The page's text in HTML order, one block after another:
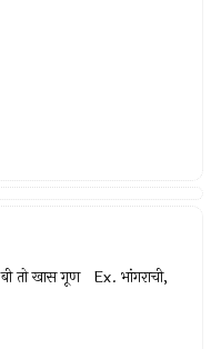
बी तो खास गूण Ex.भांगराची,